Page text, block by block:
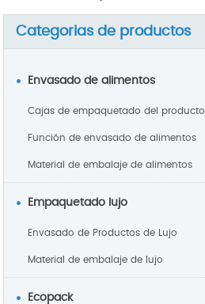
Categorias de productos
Envasado de alimentos
Cajas de empaquetado del producto
Función de envasado de alimentos
Material de embalaje de alimentos
Empaquetado lujo
Envasado de Productos de Lujo
Material de embalaje de lujo
Ecopack